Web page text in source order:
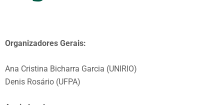
Organizadores Gerais:
Ana Cristina Bicharra Garcia (UNIRIO)
Denis Rosário (UFPA)